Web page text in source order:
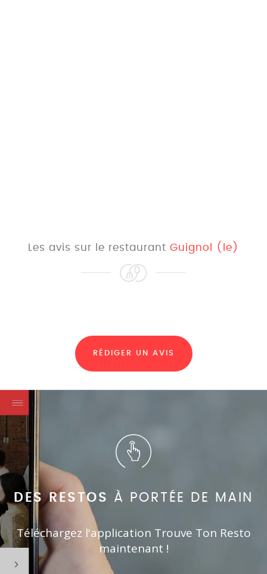
Les avis sur le restaurant Guignol (le)
RÉDIGER UN AVIS
DES RESTOS À PORTÉE DE MAIN
Téléchargez l'application Trouve Ton Resto
maintenant !